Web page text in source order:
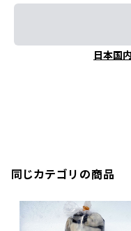
日本国
同じカテゴリの商品